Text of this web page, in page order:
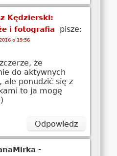
Kędzierski:
i fotografia
pisze:
o 19:56
że
do aktywnych
ale ponudzić się z
to ja mogę
Odpowiedz
-